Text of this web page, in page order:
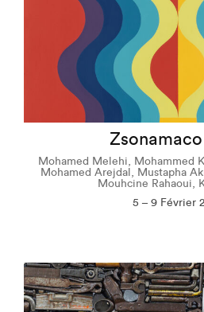
Mohamed Melehi, Mohammed
Mohamed Arejdal, Mustapha
Mouhcine Rahaoui,
5 – 9 Février